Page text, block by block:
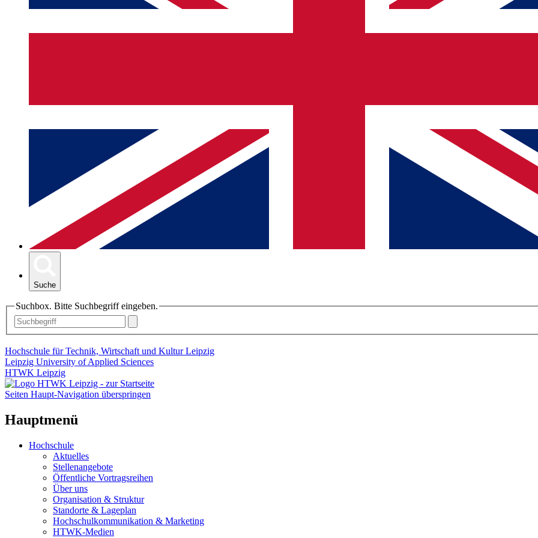
Suche
Suchbox. Bitte Suchbegriff eingeben.
Hochschule für Technik, Wirtschaft und Kultur Leipzig
Leipzig University of Applied Sciences
HTWK Leipzig
Seiten Haupt-Navigation überspringen
Hauptmenü
Hochschule
Aktuelles
Stellenangebote
Öffentliche Vortragsreihen
Über uns
Organisation & Struktur
Standorte & Lageplan
Hochschulkommunikation & Marketing
HTWK-Medien